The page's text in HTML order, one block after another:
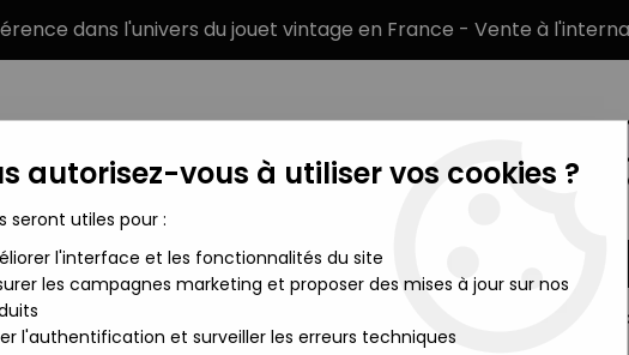
dans l'univers du jouet vintage en France - Vente à
MARQUES TYPE DE PRODUIT
de l'Univers Figurines sous blister Masters of the Universe - Skeletor
autorisez-vous à utiliser vos cookies ?
seront utiles pour :
l'interface et les fonctionnalités du site
les campagnes marketing et proposer des mises à jour sur nos
l'authentification et surveiller les erreurs techniques